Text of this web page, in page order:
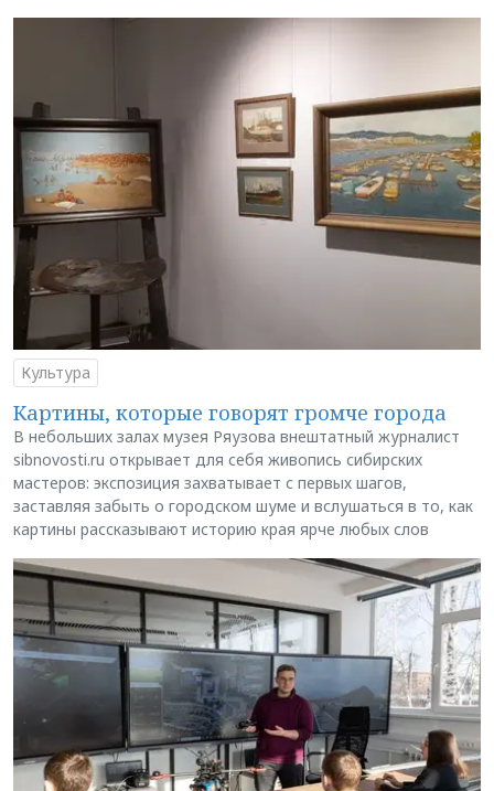
Культура
Картины, которые говорят громче города
В небольших залах музея Ряузова внештатный журналист
sibnovosti.ru открывает для себя живопись сибирских
мастеров: экспозиция захватывает с первых шагов,
заставляя забыть о городском шуме и вслушаться в то, как
картины рассказывают историю края ярче любых слов